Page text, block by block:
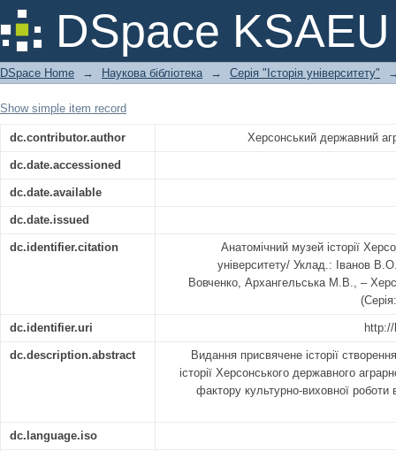
DSpace KSAEU
АНАТОМІЧНИЙ МУЗЕЙ
УНІВЕРСИТЕТУ
DSpace Home → Наукова бібліотека → Серія "Історія університету"
Show simple item record
dc.contributor.author Херсонський державний
dc.date.accessioned
dc.date.available
dc.date.issued
dc.identifier.citation
Анатомічний музей історії
університету/ Уклад.: Іванов
Вовченко, Архангельська М.В., –
dc.identifier.uri
dc.description.abstract
Видання присвячене історії
історії Херсонського державного
фактору культурно-виховної роботи
dc.language.iso